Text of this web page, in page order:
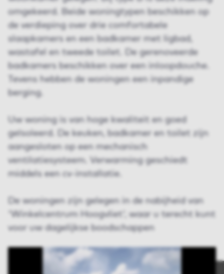
omgekeerd. Beide woningtypen beschikken op
de verdieping over drie comfortabele
slaapkamers en een badkamer met ligbad,
wastafel en tweede toilet. De gerenoveerde
badkamers beschikken over een inloopdouche.
Tevens hebben de woningen een inpandige
berging.
Uw woning is van hoge kwaliteit en goed
geïsoleerd. De keuken, badkamer en toilet zijn
aangesloten op een mechanisch
ventilatiesysteem. Verwarming geschiedt
middels een cv-installatie.
De woningen zijn gelegen in de nabijheid van
'Winkelcentrum Hoogvliet', waar u terecht kunt
voor uw dagelijkse boodschappen